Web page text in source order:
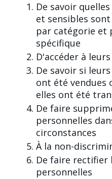
De savoir
et sensibles
par catégorie et
spécifique
D'accéder à
De savoir si
ont été vendues
elles ont été
De faire
personnelles
circonstances
À la non-
De faire rectifier
personnelles